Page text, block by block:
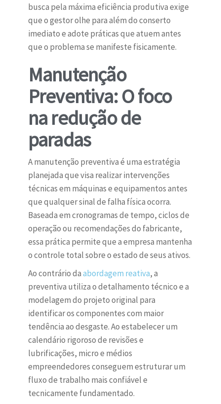
busca pela máxima eficiência produtiva exige
que o gestor olhe para além do conserto
imediato e adote práticas que atuem antes
que o problema se manifeste fisicamente.
Manutenção
Preventiva: O foco
na redução de
paradas
A manutenção preventiva é uma estratégia
planejada que visa realizar intervenções
técnicas em máquinas e equipamentos antes
que qualquer sinal de falha física ocorra.
Baseada em cronogramas de tempo, ciclos de
operação ou recomendações do fabricante,
essa prática permite que a empresa mantenha
o controle total sobre o estado de seus ativos.
Ao contrário daabordagem reativa, a
preventiva utiliza o detalhamento técnico e a
modelagem do projeto original para
identificar os componentes com maior
tendência ao desgaste. Ao estabelecer um
calendário rigoroso de revisões e
lubrificações, micro e médios
empreendedores conseguem estruturar um
fluxo de trabalho mais confiável e
tecnicamente fundamentado.